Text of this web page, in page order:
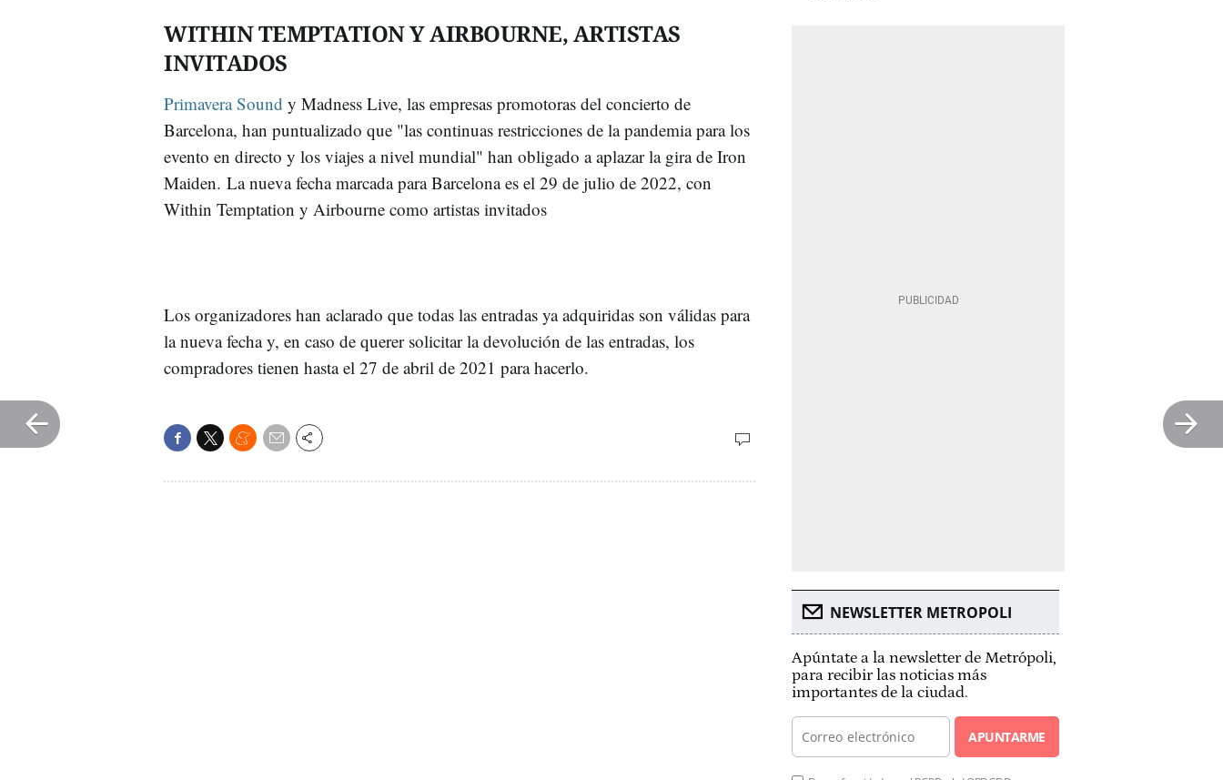
WITHIN TEMPTATION Y AIRBOURNE, ARTISTAS
INVITADOS
Primavera Sound y Madness Live, las empresas promotoras del concierto de
Barcelona, han puntualizado que "las continuas restricciones de la pandemia para los
evento en directo y los viajes a nivel mundial" han obligado a aplazar la gira de Iron
Maiden. La nueva fecha marcada para Barcelona es el 29 de julio de 2022, con
Within Temptation y Airbourne como artistas invitados
Los organizadores han aclarado que todas las entradas ya adquiridas son válidas para
la nueva fecha y, en caso de querer solicitar la devolución de las entradas, los
compradores tienen hasta el 27 de abril de 2021 para hacerlo.
NEWSLETTER METROPOLI
Apúntate a la newsletter de Metrópoli,
para recibir las noticias más
importantes de la ciudad.
APUNTARME